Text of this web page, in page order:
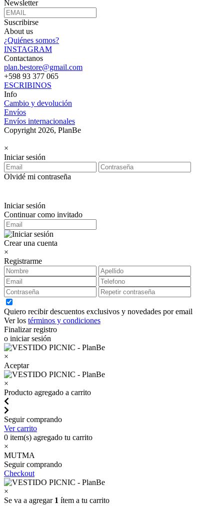
Newsletter
Suscribirse
About us
¿Quiénes somos?
INSTAGRAM
Contactanos
plan.bestore@gmail.com
+598 93 377 065
ESCRIBINOS
Info
Cambio y devolución
Envíos
Envíos internacionales
Copyright 2026, PlanBe
×
Iniciar sesión
Olvidé mi contraseña
Iniciar sesión
Continuar como invitado
Crear una cuenta
×
Registrarme
Quiero recibir descuentos exclusivos y novedades por email
Ver los términos y condiciones
Finalizar registro
o iniciar sesión
×
Aceptar
×
Producto agregado a carrito
Seguir comprando
Ver carrito
0 item(s) agregado tu carrito
×
MUTMA
Seguir comprando
Checkout
×
Se va a agregar 1 ítem a tu carrito